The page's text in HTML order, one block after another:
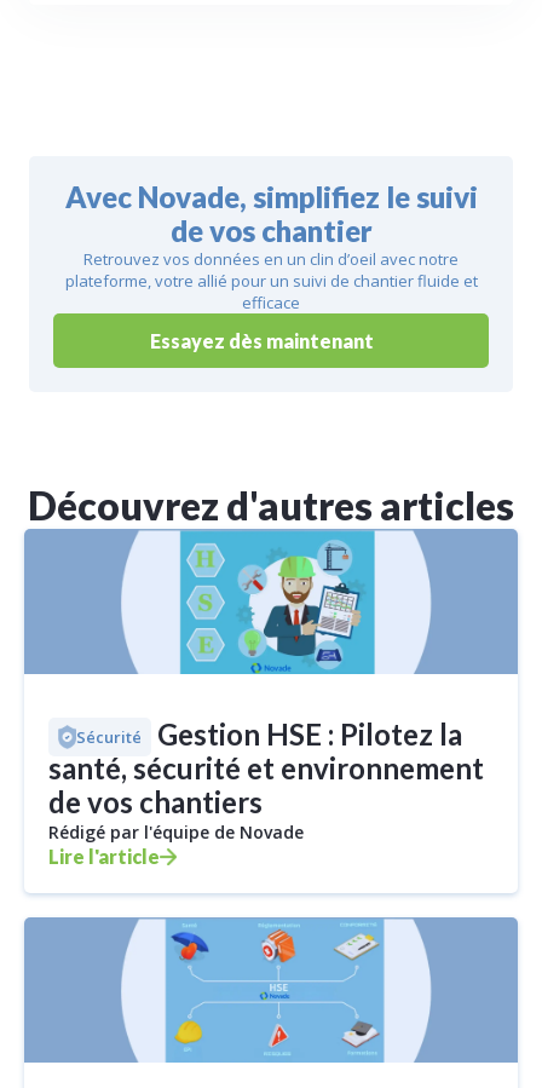
Avec Novade, simplifiez le suivi
de vos chantier
Retrouvez vos données en un clin d’oeil avec notre
plateforme, votre allié pour un suivi de chantier fluide et
efficace
Essayez dès maintenant
Découvrez d'autres articles
Sécurité
Logiciel Gestion HSE : Pilotez la
santé, sécurité et environnement
de vos chantiers
Rédigé par l'équipe de Novade
Lire l'article